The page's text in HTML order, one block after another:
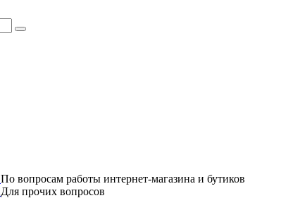
По вопросам работы интернет-магазина и бутиков
Для прочих вопросов